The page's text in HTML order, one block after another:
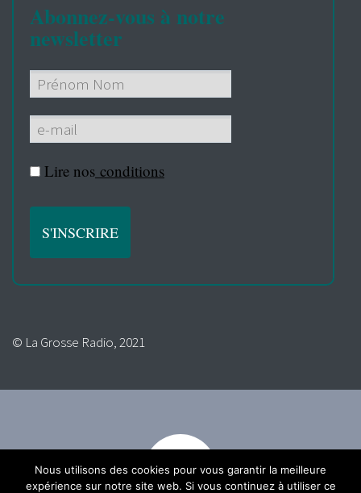
Abonnez-vous à notre
newsletter
Lire nos conditions
© La Grosse Radio, 2021
Nous utilisons des cookies pour vous garantir la meilleure
expérience sur notre site web. Si vous continuez à utiliser ce